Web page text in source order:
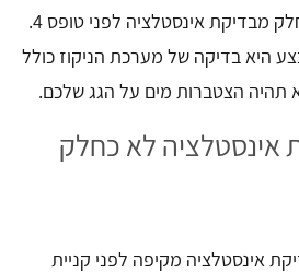
וזו בדיקה סטנדרטית כחלק מבדיקת אינסטלציה לפני טופס 4.
היא בדיקה של מערכת הניקוז כולל
תהיה הצטברות מים על הגג שלכם.
אינסטלציה לא כחלק
אינסטלציה מקיפה לפני קניית